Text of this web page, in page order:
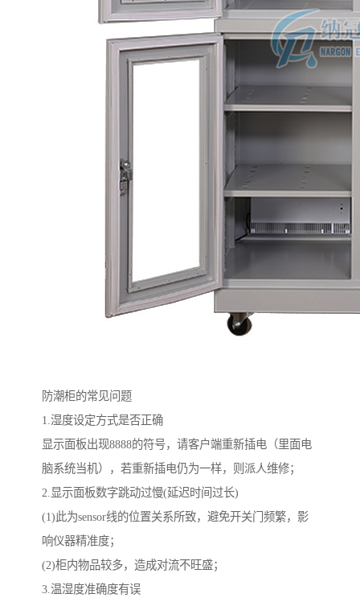
防潮柜的常见问题
1.湿度设定方式是否正确
显示面板出现8888的符号，请客户端重新插电（里面电
脑系统当机），若重新插电仍为一样，则派人维修；
2.显示面板数字跳动过慢(延迟时间过长)
(1)此为sensor线的位置关系所致，避免开关门频繁，影
响仪器精准度；
(2)柜内物品较多，造成对流不旺盛；
3.温湿度准确度有误